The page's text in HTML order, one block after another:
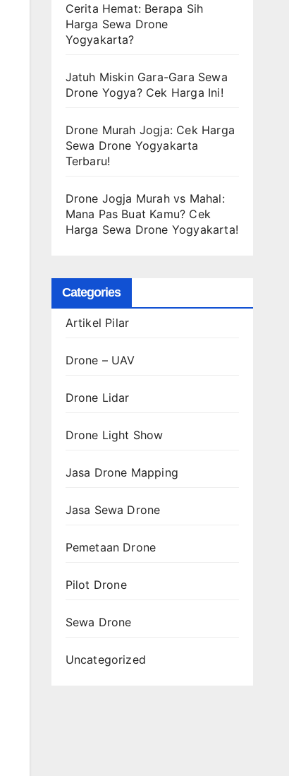
Cerita Hemat: Berapa Sih
Harga Sewa Drone
Yogyakarta?
Jatuh Miskin Gara-Gara Sewa
Drone Yogya? Cek Harga Ini!
Drone Murah Jogja: Cek Harga
Sewa Drone Yogyakarta
Terbaru!
Drone Jogja Murah vs Mahal:
Mana Pas Buat Kamu? Cek
Harga Sewa Drone Yogyakarta!
Categories
Artikel Pilar
Drone – UAV
Drone Lidar
Drone Light Show
Jasa Drone Mapping
Jasa Sewa Drone
Pemetaan Drone
Pilot Drone
Sewa Drone
Uncategorized